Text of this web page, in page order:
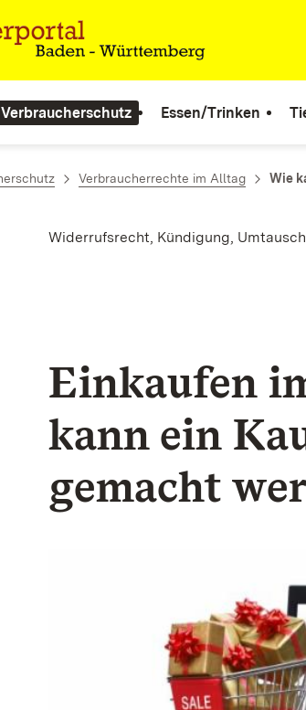
Verbraucherschutz Essen/Trinken
Verbraucherrechte im Alltag Wie
Widerrufsrecht, Kündigung, Umtausch
Einkaufen
kann ein
gemacht